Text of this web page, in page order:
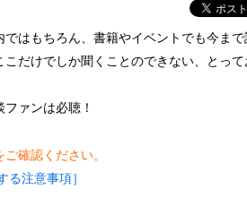
はもちろん、書籍やイベントでも今まで
だけでしか聞くことのできない、とって
ァンは必聴！
確認ください。
る注意事項］